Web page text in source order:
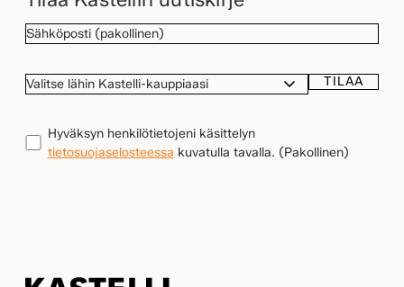
SÄHKÖPOSTI(Pakollinen)
VALITSE
KAUPPIAASI
TIETOSUOJA(Pakollinen)
Hyväksyn henkilötietojeni käsittelyn
tietosuojaselosteessa kuvatulla tavalla. (Pakollinen)
TILAA